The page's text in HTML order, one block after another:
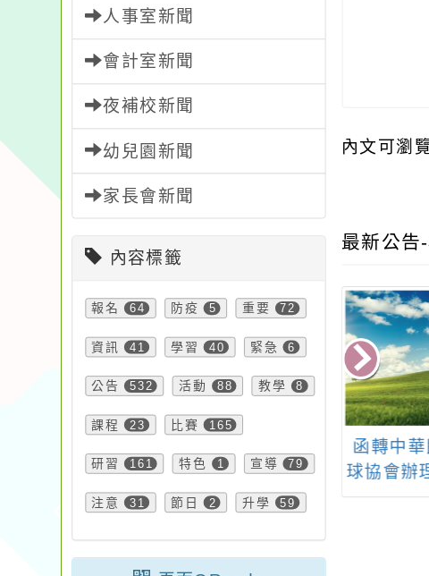
人事室新聞
會計室新聞
夜補校新聞
幼兒園新聞
家長會新聞
內容標籤
報名 64 防疫 5 重要 72
資訊 41 學習 40 緊急 6
公告 532 活動 88 教學 8
課程 23 比賽 165
研習 161 特色 1 宣導 79
注意 31 節日 2 升學 59
內文可瀏
最新公告
國中、高中職
格漫畫比賽」
充教材開發-能源議題
推廣應用工作坊」
函轉中
球協會辦
華盃全